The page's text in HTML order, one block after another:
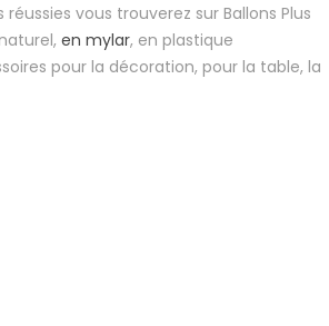
vous trouverez sur Ballons Plus
en mylar, en plastique
pour la décoration, pour la table, la